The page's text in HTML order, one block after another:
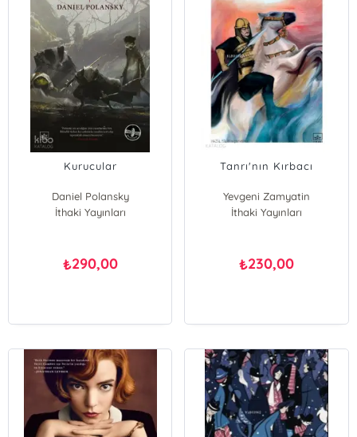
Kurucular
Daniel Polansky
İthaki Yayınları
₺290,00
Tanrı'nın Kırbacı
Yevgeni Zamyatin
İthaki Yayınları
₺230,00